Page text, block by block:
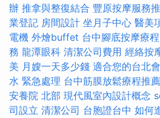
辦 推拿與整復結合 豐原按摩服務
業登記 房間設計 坐月子中心 醫美
電機 外燴buffet 台中腳底按摩療程
務 龍潭眼科 清潔公司費用 經絡按
美 月嫂一天多少錢 適合您的台北
水 緊急處理 台中筋膜放鬆療程推薦
安養院 北部 現代風室內設計概念
司設立 清潔公司 台胞證台中 如何